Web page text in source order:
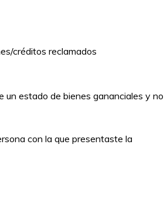
créditos reclamados
un estado de bienes gananciales y no
con la que presentaste la